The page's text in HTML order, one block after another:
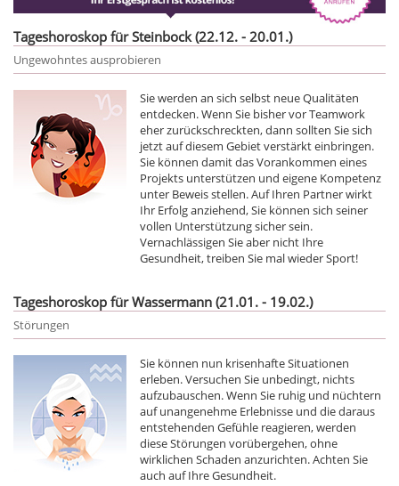
Tageshoroskop für Steinbock (22.12. - 20.01.)
Ungewohntes ausprobieren
Sie werden an sich selbst neue Qualitäten
entdecken. Wenn Sie bisher vor Teamwork
eher zurückschreckten, dann sollten Sie sich
jetzt auf diesem Gebiet verstärkt einbringen.
Sie können damit das Vorankommen eines
Projekts unterstützen und eigene Kompetenz
unter Beweis stellen. Auf Ihren Partner wirkt
Ihr Erfolg anziehend, Sie können sich seiner
vollen Unterstützung sicher sein.
Vernachlässigen Sie aber nicht Ihre
Gesundheit, treiben Sie mal wieder Sport!
Tageshoroskop für Wassermann (21.01. - 19.02.)
Störungen
Sie können nun krisenhafte Situationen
erleben. Versuchen Sie unbedingt, nichts
aufzubauschen. Wenn Sie ruhig und nüchtern
auf unangenehme Erlebnisse und die daraus
entstehenden Gefühle reagieren, werden
diese Störungen vorübergehen, ohne
wirklichen Schaden anzurichten. Achten Sie
auch auf Ihre Gesundheit.